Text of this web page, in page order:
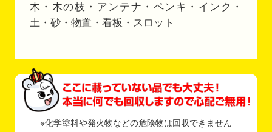
木・木の枝・アンテナ・ペンキ・インク・
土・砂・物置・看板・スロット
※化学塗料や発火物などの危険物は回収できません